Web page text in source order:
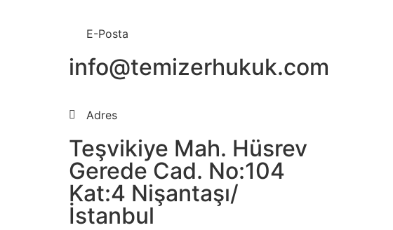
E-Posta
info@temizerhukuk.com
Adres
Teşvikiye Mah. Hüsrev
Gerede Cad. No:104
Kat:4 Nişantaşı/
İstanbul